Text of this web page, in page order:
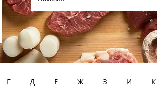
Г Д Е Ж З И К